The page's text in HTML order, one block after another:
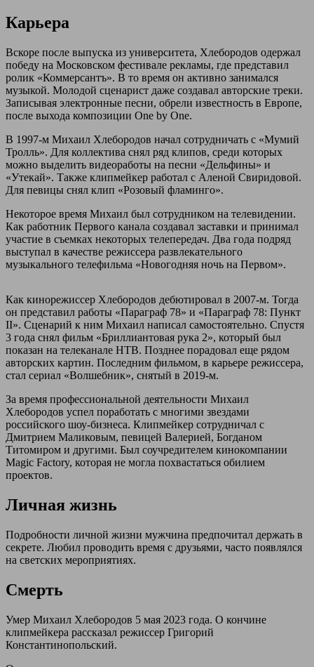
Карьера
Вскоре после выпуска из университета, Хлебородов одержал
победу на Московском фестивале рекламы, где представил
ролик «Коммерсантъ». В то время он активно занимался
музыкой. Молодой сценарист даже создавал авторские треки.
Записывая электронные песни, обрели известность в Европе,
после выхода композиции One by One.
В 1997-м Михаил Хлебородов начал сотрудничать с «Мумий
Тролль». Для коллектива снял ряд клипов, среди которых
можно выделить видеоработы на песни «Дельфины» и
«Утекай». Также клипмейкер работал с Аленой Свиридовой.
Для певицы снял клип «Розовый фламинго».
Некоторое время Михаил был сотрудником на телевидении.
Как работник Первого канала создавал заставки и принимал
участие в съемках некоторых телепередач. Два года подряд
выступал в качестве режиссера развлекательного
музыкального телефильма «Новогодняя ночь на Первом».
Как кинорежиссер Хлебородов дебютировал в 2007-м. Тогда
он представил работы «Параграф 78» и «Параграф 78: Пункт
II». Сценарий к ним Михаил написал самостоятельно. Спустя
3 года снял фильм «Бриллиантовая рука 2», который был
показан на телеканале НТВ. Позднее порадовал еще рядом
авторских картин. Последним фильмом, в карьере режиссера,
стал сериал «Волшебник», снятый в 2019-м.
За время профессиональной деятельности Михаил
Хлебородов успел поработать с многими звездами
российского шоу-бизнеса. Клипмейкер сотрудничал с
Дмитрием Маликовым, певицей Валерией, Богданом
Титомиром и другими. Был соучредителем кинокомпании
Magic Factory, которая не могла похвастаться обилием
проектов.
Личная жизнь
Подробности личной жизни мужчина предпочитал держать в
секрете. Любил проводить время с друзьями, часто появлялся
на светских мероприятиях.
Смерть
Умер Михаил Хлебородов 5 мая 2023 года. О кончине
клипмейкера рассказал режиссер Григорий
Константинопольский.